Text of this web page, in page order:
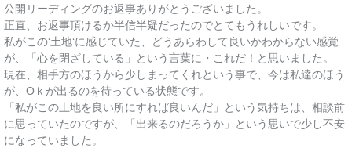
公開リーディングのお返事ありがとうございました。
正直、お返事頂けるか半信半疑だったのでとてもうれしいです。
私がこの‘土地‘に感じていた、どうあらわして良いかわからない感覚
が、「心を閉ざしている」という言葉に・これだ！と思いました。
現在、相手方のほうから少しまってくれという事で、今は私達のほう
が、Oｋが出るのを待っている状態です。
「私がこの土地を良い所にすれば良いんだ」という気持ちは、相談前
に思っていたのですが、「出来るのだろうか」という思いで少し不安
になっていました。